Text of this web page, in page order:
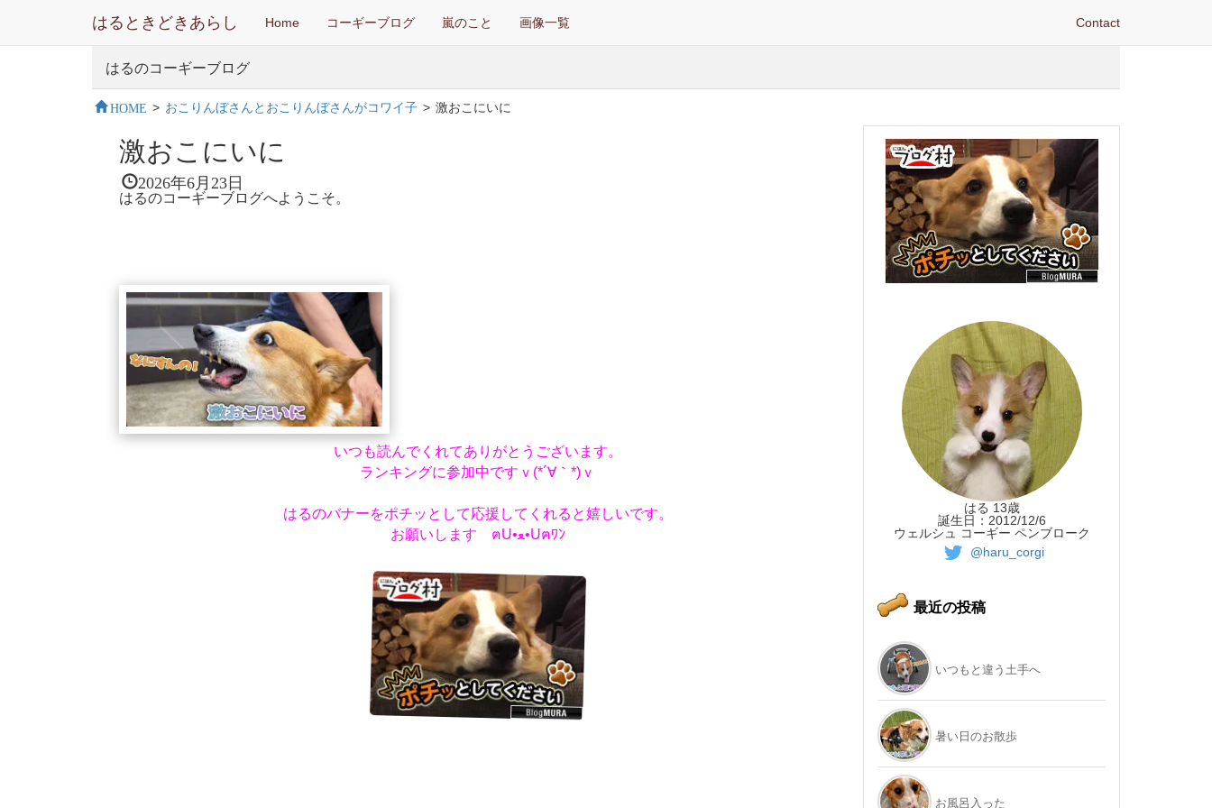
はるときどきあらし Home コーギーブログ 嵐のこと 画像一覧 Contact
はるのコーギーブログ
HOME > おこりんぼさんとおこりんぼさんがコワイ子 > 激おこにいに
激おこにいに
2026年6月23日
はるのコーギーブログへようこそ。
いつも読んでくれてありがとうございます。
ランキングに参加中ですｖ(*´∀｀*)ｖ
はるのバナーをポチッとして応援してくれると嬉しいです。
お願いします ฅU•ﻌ•Uฅﾜﾝ
はる 13歳
誕生日：2012/12/6
ウェルシュ コーギー ペンブローク
@haru_corgi
最近の投稿
いつもと違う土手へ
暑い日のお散歩
お風呂入った